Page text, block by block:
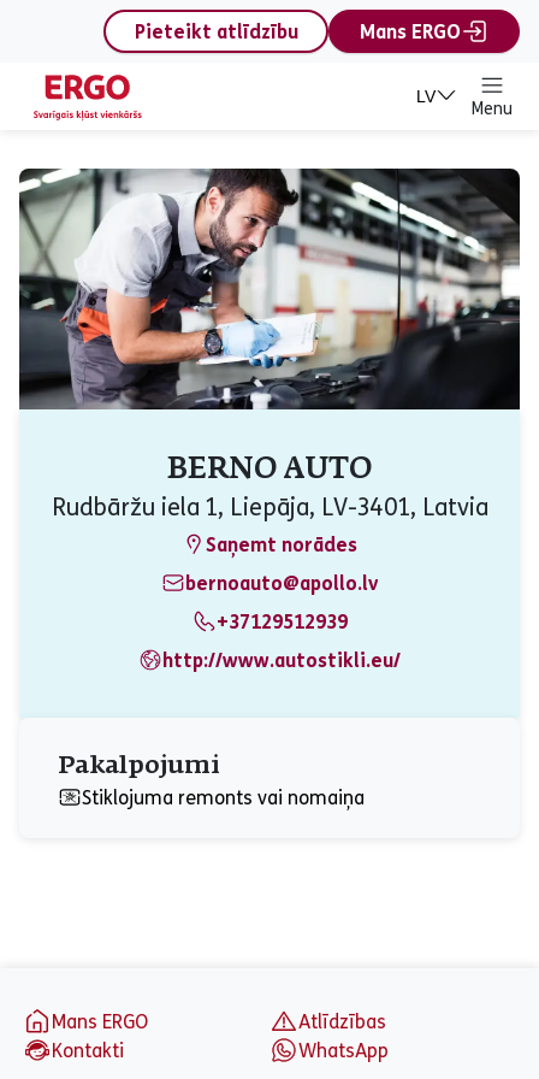
content
Pieteikt atlīdzību
Mans ERGO
LV
Menu
BERNO AUTO
Rudbāržu iela 1, Liepāja, LV-3401, Latvia
Saņemt norādes
bernoauto@apollo.lv
+37129512939
http://www.autostikli.eu/
Pakalpojumi
Stiklojuma remonts vai nomaiņa
Mans ERGO
Atlīdzības
Kontakti
WhatsApp